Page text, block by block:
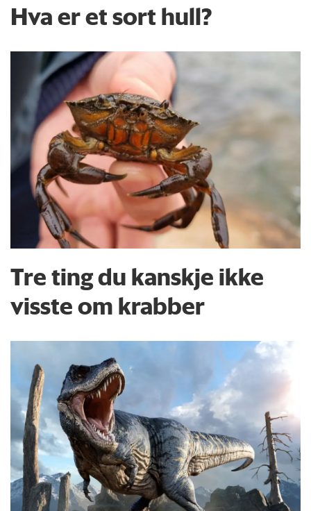
Hva er et sort hull?
Tre ting du kanskje ikke
visste om krabber